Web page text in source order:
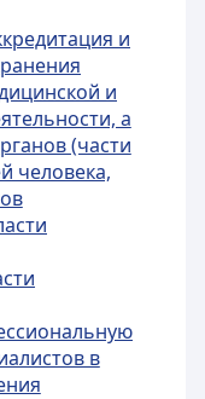
и
и
а
(части
человека,
в